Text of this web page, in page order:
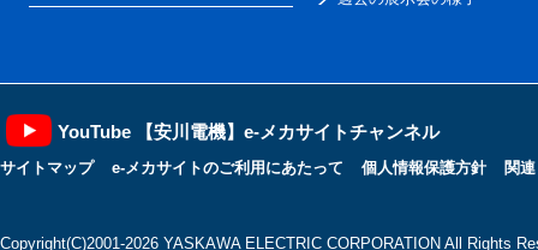
YouTube 【安川電機】e-メカサイトチャンネル
サイトマップ e-メカサイトのご利用にあたって 個人情報保護方針 関
Copyright(C)2001‐2026 YASKAWA ELECTRIC CORPORATION All Rights